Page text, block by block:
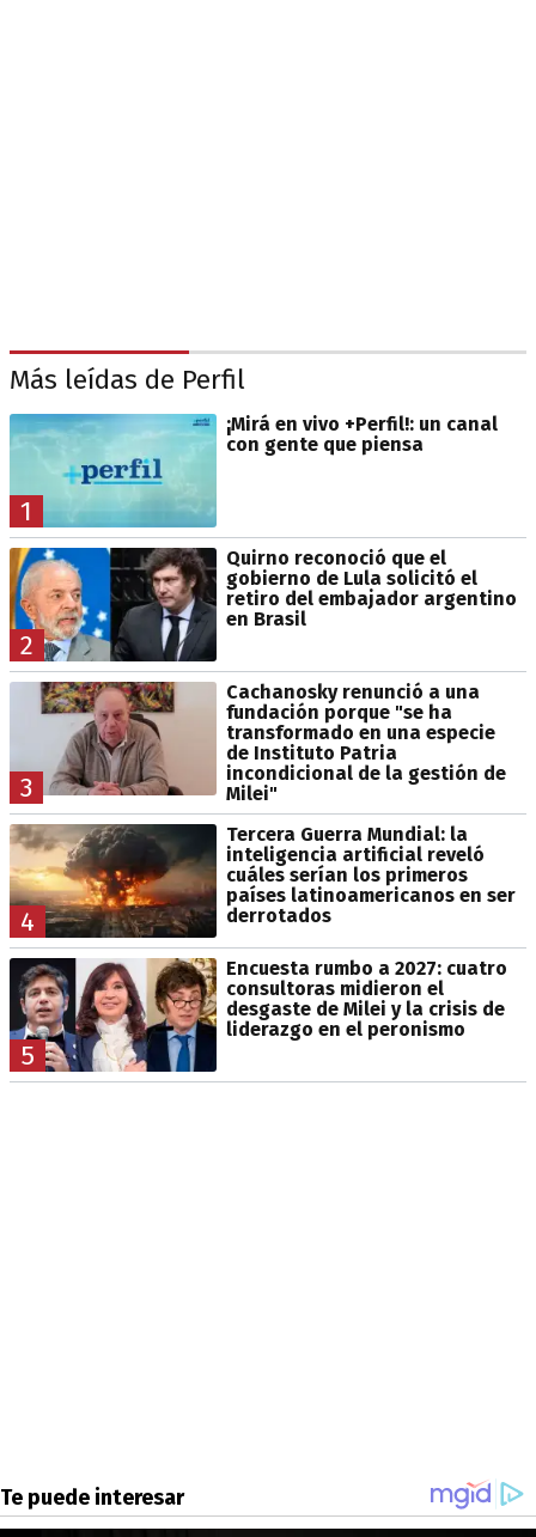
Más leídas de Perfil
1
¡Mirá en vivo +Perfil!: un canal
con gente que piensa
2
Quirno reconoció que el
gobierno de Lula solicitó el
retiro del embajador argentino
en Brasil
3
Cachanosky renunció a una
fundación porque "se ha
transformado en una especie
de Instituto Patria
incondicional de la gestión de
Milei"
4
Tercera Guerra Mundial: la
inteligencia artificial reveló
cuáles serían los primeros
países latinoamericanos en ser
derrotados
5
Encuesta rumbo a 2027: cuatro
consultoras midieron el
desgaste de Milei y la crisis de
liderazgo en el peronismo